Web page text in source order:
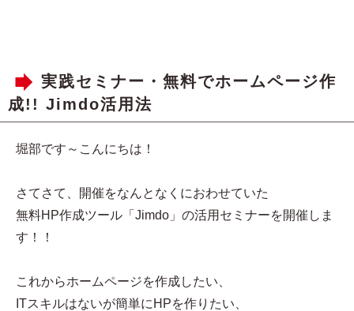
実践セミナー・無料でホームページ作
成!! Jimdo活用法
堀部です～こんにちは！
さてさて、開催をなんとなくにおわせていた
無料HP作成ツール「Jimdo」の活用セミナーを開催しま
す！！
これからホームページを作成したい、
ITスキルはないが簡単にHPを作りたい、